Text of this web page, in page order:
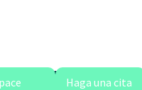
Haga una cita